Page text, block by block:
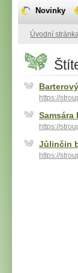
Úvodní stránka
https://
https://
Jůlinčin
https://
Novinky